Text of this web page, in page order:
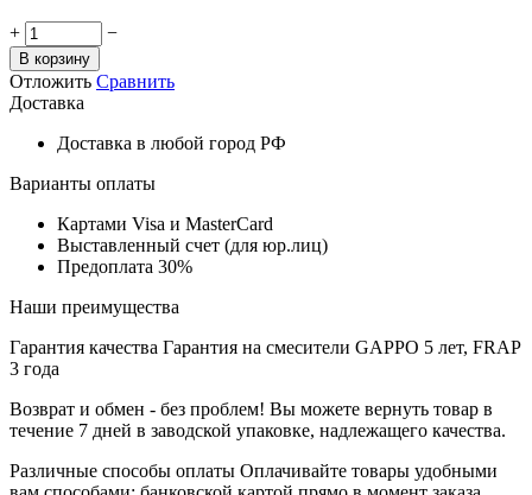
+ −
В корзину
Отложить Сравнить
Доставка
Доставка в любой город РФ
Варианты оплаты
Картами Visa и MasterCard
Выставленный счет (для юр.лиц)
Предоплата 30%
Наши преимущества
Гарантия качества Гарантия на смесители GAPPO 5 лет, FRAP
3 года
Возврат и обмен - без проблем! Вы можете вернуть товар в
течение 7 дней в заводской упаковке, надлежащего качества.
Различные способы оплаты Оплачивайте товары удобными